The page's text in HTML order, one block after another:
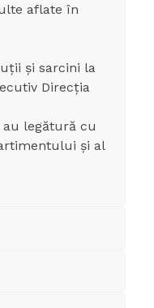
aflate în
și sarcini la
Direcția
legătură cu
și al